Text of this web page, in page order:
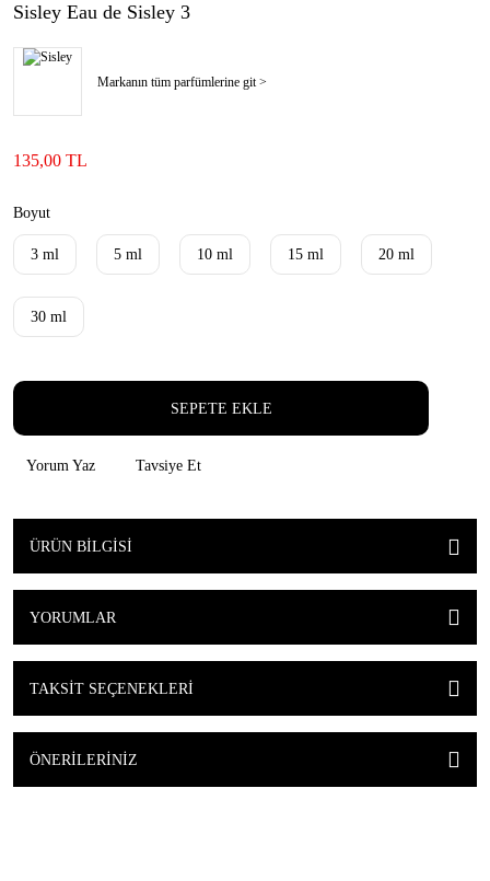
Sisley Eau de Sisley 3
Markanın tüm parfümlerine git >
135,00 TL
Boyut
3 ml 5 ml 10 ml 15 ml 20 ml
30 ml
SEPETE EKLE
Yorum Yaz Tavsiye Et
ÜRÜN BILGISI
YORUMLAR
TAKSIT SEÇENEKLERI
ÖNERILERINIZ